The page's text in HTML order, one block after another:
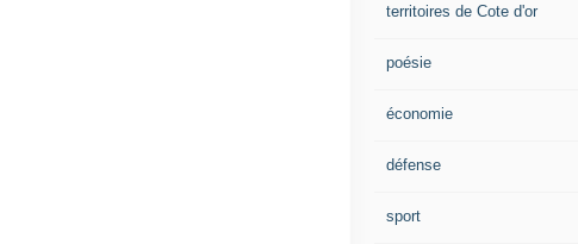
territoires de Cote d'or
poésie
économie
défense
sport